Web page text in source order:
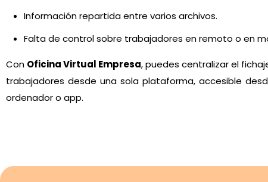
Información repartida entre varios archivos.
Falta de control sobre trabajadores en remoto o en
Con Oficina Virtual Empresa, puedes centralizar el
trabajadores desde una sola plataforma, accesible
ordenador o app.